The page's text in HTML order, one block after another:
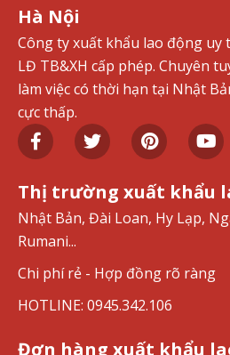
Hà Nội
Công ty xuất khẩu lao động uy
LĐ TB&XH cấp phép. Chuyên
làm việc có thời hạn tại Nhật
cực thấp.
Thị trường xuất khẩu
Nhật Bản, Đài Loan, Hy Lạp,
Rumani...
Chi phí rẻ - Hợp đồng rõ ràng
HOTLINE: 0945.342.106
Đơn hàng xuất khẩu